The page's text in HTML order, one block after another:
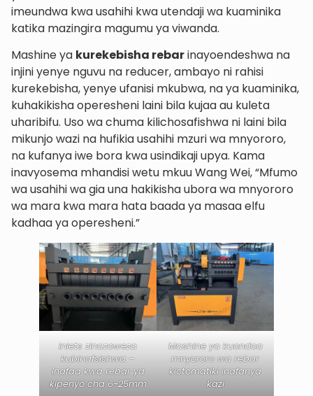
imeundwa kwa usahihi kwa utendaji wa kuaminika
katika mazingira magumu ya viwanda.
Mashine ya kurekebisha rebarinayoendeshwa na
injini yenye nguvu na reducer, ambayo ni rahisi
kurekebisha, yenye ufanisi mkubwa, na ya kuaminika,
kuhakikisha operesheni laini bila kujaa au kuleta
uharibifu. Uso wa chuma kilichosafishwa ni laini bila
mikunjo wazi na hufikia usahihi mzuri wa mnyororo,
na kufanya iwe bora kwa usindikaji upya. Kama
inavyosema mhandisi wetu mkuu Wang Wei, “Mfumo
wa usahihi wa gia una hakikisha ubora wa mnyororo
wa mara kwa mara hata baada ya masaa elfu
kadhaa ya operesheni.”
Inlets zinazoweza
kubinafsishwa –
Inafaa kwa rebar ya
kipenyo cha 6-25mm
Mashine ya kuondoa
mnyororo wa rebar
kiotomatiki inafanya
kazi